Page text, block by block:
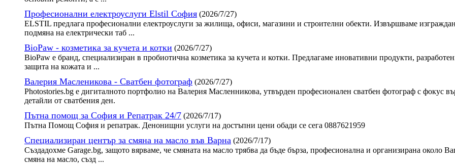
Професионални електроуслуги Elstil София (2026/7/27)
ELSTIL предлага професионални електроуслуги за жилища, офиси, магазини и строителни обекти. Извършваме
подмяна на електрически таб ...
BioPaw - козметика за кучета и котки (2026/7/27)
BioPaw е бранд, специализиран в пробиотична козметика за кучета и котки. Предлагаме иновативни продукти,
защита на кожата и ...
Валерия Масленикова - Сватбен фотограф (2026/7/27)
Photostories.bg е дигиталното портфолио на Валерия Масленникова, утвърден професионален сватбен фотограф с фокус
детайли от сватбения ден.
Пътна помощ за София и Репатрак 24/7 (2026/7/17)
Пътна Помощ София и репатрак. Денонищни услуги на достъпни цени обади се сега 0887621959
Специализиран център за смяна на масло във Варна (2026/7/17)
Създадохме Garage.bg, защото вярваме, че смяната на масло трябва да бъде бърза, професионална и организирана около
смяна на масло, създ ...